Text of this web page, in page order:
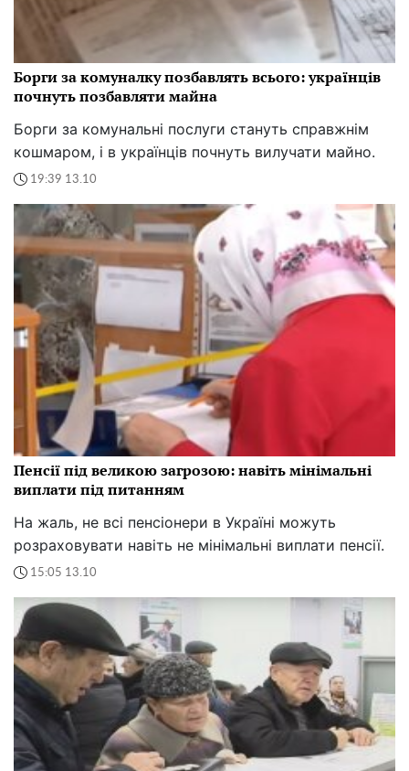
Борги за комуналку позбавлять всього: українців
почнуть позбавляти майна
Борги за комунальні послуги стануть справжнім
кошмаром, і в українців почнуть вилучати майно.
19:39 13.10
Пенсії під великою загрозою: навіть мінімальні
виплати під питанням
На жаль, не всі пенсіонери в Україні можуть
розраховувати навіть не мінімальні виплати пенсії.
15:05 13.10